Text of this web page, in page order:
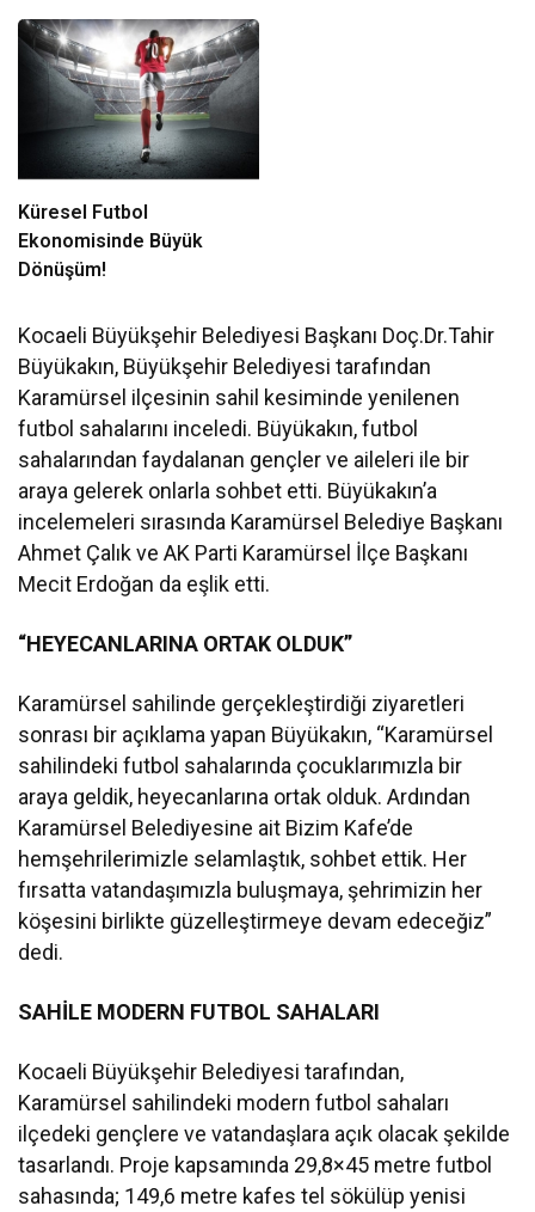
Küresel Futbol
Ekonomisinde Büyük
Dönüşüm!
Kocaeli Büyükşehir Belediyesi Başkanı Doç.Dr.Tahir
Büyükakın, Büyükşehir Belediyesi tarafından
Karamürsel ilçesinin sahil kesiminde yenilenen
futbol sahalarını inceledi. Büyükakın, futbol
sahalarından faydalanan gençler ve aileleri ile bir
araya gelerek onlarla sohbet etti. Büyükakın’a
incelemeleri sırasında Karamürsel Belediye Başkanı
Ahmet Çalık ve AK Parti Karamürsel İlçe Başkanı
Mecit Erdoğan da eşlik etti.
“HEYECANLARINA ORTAK OLDUK”
Karamürsel sahilinde gerçekleştirdiği ziyaretleri
sonrası bir açıklama yapan Büyükakın, “Karamürsel
sahilindeki futbol sahalarında çocuklarımızla bir
araya geldik, heyecanlarına ortak olduk. Ardından
Karamürsel Belediyesine ait Bizim Kafe’de
hemşehrilerimizle selamlaştık, sohbet ettik. Her
fırsatta vatandaşımızla buluşmaya, şehrimizin her
köşesini birlikte güzelleştirmeye devam edeceğiz”
dedi.
SAHİLE MODERN FUTBOL SAHALARI
Kocaeli Büyükşehir Belediyesi tarafından,
Karamürsel sahilindeki modern futbol sahaları
ilçedeki gençlere ve vatandaşlara açık olacak şekilde
tasarlandı. Proje kapsamında 29,8×45 metre futbol
sahasında; 149,6 metre kafes tel sökülüp yenisi